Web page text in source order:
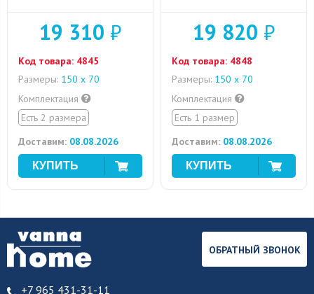
19 310 ₽
Код товара: 4845
Размеры: 150 х 70
Комплектация
Есть 2 размера
Доставим: 08.08.2026
19 820 ₽
Код товара: 4848
Размеры: 150 х 70
Комплектация
Есть 1 размер
Доставим: 08.08.2026
+7 965 431-31-11
ОБРАТНЫЙ ЗВОНОК